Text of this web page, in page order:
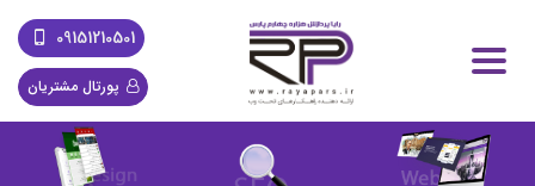
09151210501
پورتال مشتریان